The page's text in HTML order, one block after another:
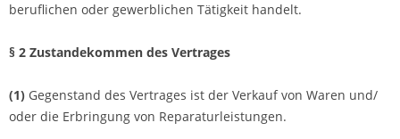
beruflichen oder gewerblichen Tätigkeit handelt.
§ 2 Zustandekommen des Vertrages
(1) Gegenstand des Vertrages ist der Verkauf von Waren und/
oder die Erbringung von Reparaturleistungen.